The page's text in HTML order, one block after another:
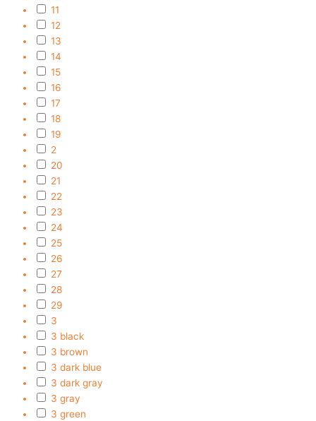
11
12
13
14
15
16
17
18
19
2
20
21
22
23
24
25
26
27
28
29
3
3 black
3 brown
3 dark blue
3 dark gray
3 gray
3 green